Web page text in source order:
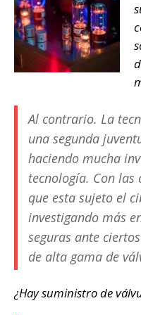
Al contrario. La
una segunda
haciendo mucha
tecnología. Con las
que esta sujeto el
investigando más
seguras ante
de alta gama de
¿Hay suministro de